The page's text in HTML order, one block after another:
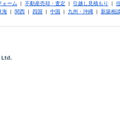
ォーム | 不動産売却・査定 | 引越し見積もり |
海 | 関西 | 四国 | 中国 | 九州・沖縄 | 新築相